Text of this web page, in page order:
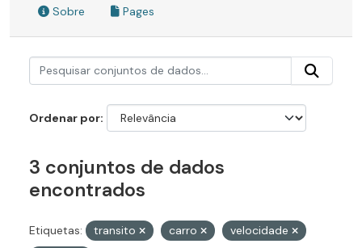
Sobre Pages
Ordenar por
3 conjuntos de dados
encontrados
Etiquetas: transito carro
velocidade